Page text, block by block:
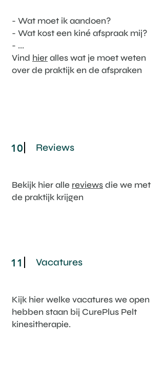
- Wat moet ik aandoen?
- Wat kost een kiné afspraak mij?
- ...
Vind hieralles wat je moet weten
over de praktijk en de afspraken
10 Reviews
Bekijk hier alle reviewsdie we met
de praktijk krijgen
11 Vacatures
Kijk hier welke vacatures we open
hebben staan bij CurePlus Pelt
kinesitherapie.